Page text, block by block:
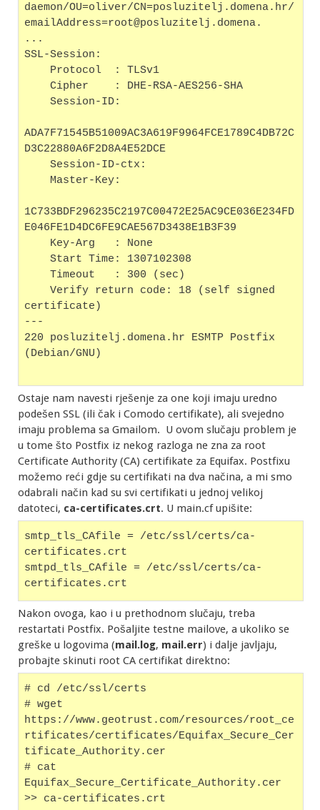
daemon/OU=oliver/CN=posluzitelj.domena.hr/
emailAddress=root@posluzitelj.domena.
...
SSL-Session:
    Protocol  : TLSv1
    Cipher    : DHE-RSA-AES256-SHA
    Session-ID:
ADA7F71545B51009AC3A619F9964FCE1789C4DB72C
D3C22880A6F2D8A4E52DCE
    Session-ID-ctx:
    Master-Key:
1C733BDF296235C2197C00472E25AC9CE036E234FD
E046FE1D4DC6FE9CAE567D3438E1B3F39
    Key-Arg   : None
    Start Time: 1307102308
    Timeout   : 300 (sec)
certificate)
---
220 posluzitelj.domena.hr ESMTP Postfix
(Debian/GNU)
Ostaje nam navesti rješenje za one koji imaju uredno
podešen SSL (ili čak i Comodo certifikate), ali svejedno
imaju problema sa Gmailom. U ovom slučaju problem je
u tome što Postfix iz nekog razloga ne zna za root
Certificate Authority (CA) certifikate za Equifax. Postfixu
možemo reći gdje su certifikati na dva načina, a mi smo
odabrali način kad su svi certifikati u jednoj velikoj
datoteci, ca-certificates.crt. U main.cf upišite:
smtp_tls_CAfile = /etc/ssl/certs/ca-
certificates.crt
smtpd_tls_CAfile = /etc/ssl/certs/ca-
certificates.crt
Nakon ovoga, kao i u prethodnom slučaju, treba
restartati Postfix. Pošaljite testne mailove, a ukoliko se
greške u logovima (mail.log, mail.err) i dalje javljaju,
probajte skinuti root CA certifikat direktno:
# cd /etc/ssl/certs
# wget
https://www.geotrust.com/resources/root_ce
rtificates/certificates/Equifax_Secure_Cer
tificate_Authority.cer
# cat
Equifax_Secure_Certificate_Authority.cer
>> ca-certificates.crt